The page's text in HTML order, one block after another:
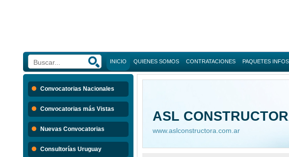
INICIO QUIENES SOMOS CONTRATACIONES
Búsqueda
Consultorias Uruguay
PAQUETES
Convocatorias Nacionales
Convocatorias más Vistas
Nuevas Convocatorias
Consultorías Uruguay
ASL
www.aslconstructora.com.ar